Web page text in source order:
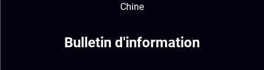
Chine
Bulletin d'information